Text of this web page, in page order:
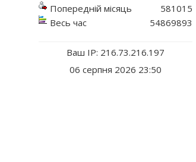
Попередній місяць
Весь час
581015
54869893
Ваш IP: 216.73.216.197
06 серпня 2026 23:50